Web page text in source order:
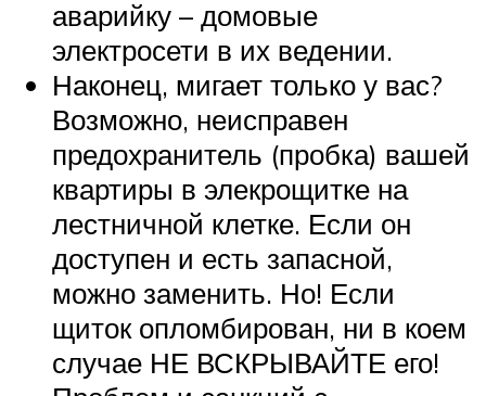
аварийку – домовые
электросети в их ведении.
Наконец, мигает только у вас?
Возможно, неисправен
предохранитель (пробка) вашей
квартиры в элекрощитке на
лестничной клетке. Если он
доступен и есть запасной,
можно заменить. Но! Если
щиток опломбирован, ни в коем
случае НЕ ВСКРЫВАЙТЕ его!